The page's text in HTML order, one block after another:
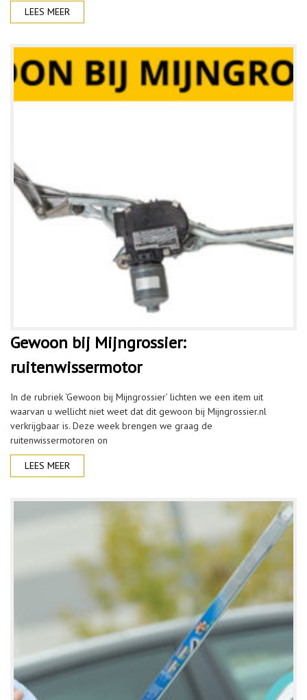
LEES MEER
Gewoon bij Mijngrossier:
ruitenwissermotor
In de rubriek ‘Gewoon bij Mijngrossier’ lichten we een item uit
waarvan u wellicht niet weet dat dit gewoon bij Mijngrossier.nl
verkrijgbaar is. Deze week brengen we graag de
ruitenwissermotoren on
LEES MEER